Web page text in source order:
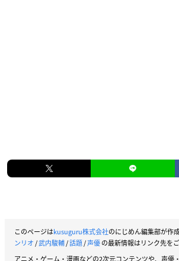
このページはkusuguru株式会社のにじめん編集部が作
ンリオ/武内駿輔/話題/声優の最新情報はリンク先を